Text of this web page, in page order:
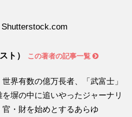
ト） この著者の記事一覧
界有数の億万長者、「武富士」
塀の中に追いやったジャーナリ
・財を始めとするあらゆ